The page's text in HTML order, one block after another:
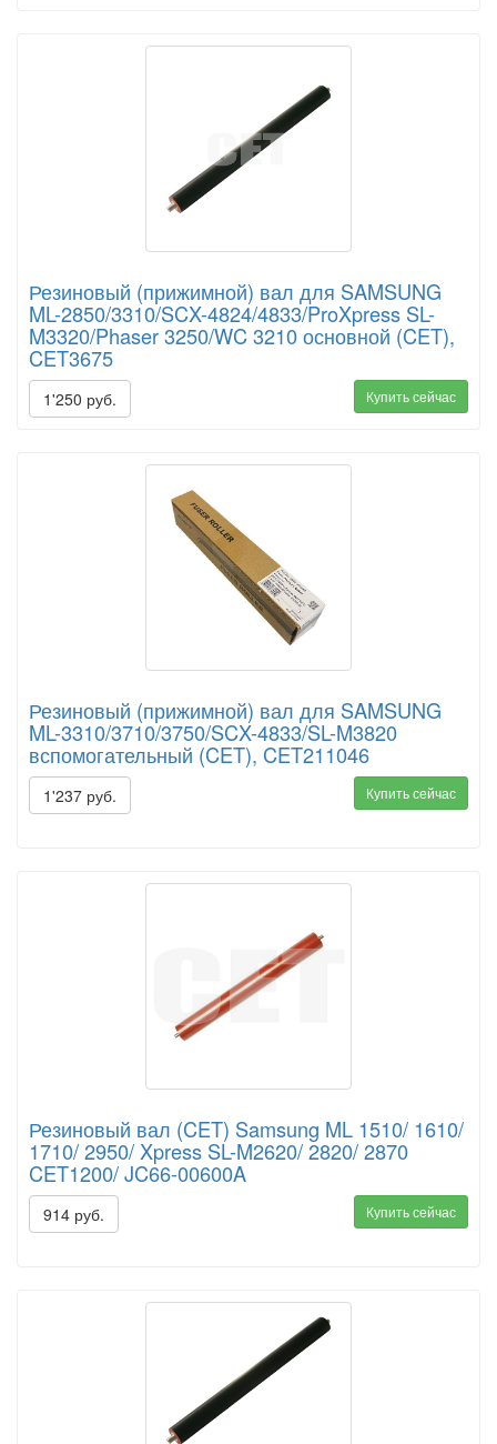
Резиновый (прижимной) вал для SAMSUNG
ML-2850/3310/SCX-4824/4833/ProXpress SL-
M3320/Phaser 3250/WC 3210 основной (CET),
CET3675
1'250 руб. Купить сейчас
Резиновый (прижимной) вал для SAMSUNG
ML-3310/3710/3750/SCX-4833/SL-M3820
вспомогательный (CET), CET211046
1'237 руб. Купить сейчас
Резиновый вал (CET) Samsung ML 1510/ 1610/
1710/ 2950/ Xpress SL-M2620/ 2820/ 2870
CET1200/ JC66-00600A
914 руб. Купить сейчас